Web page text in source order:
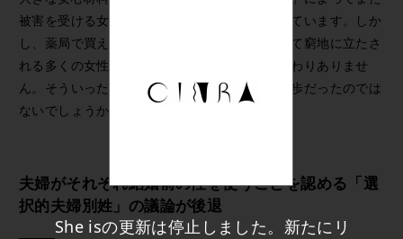
She isの更新は停止しました。新たにリ
被害を受ける女性が出てくる可能性も示唆されています。しか
し、薬局で買えることは、緊急時の救世主として窮地に立たさ
れる多くの女性を助けられるという事実には変わりありませ
ん。そういった意味では、大きく前に進んだ一歩だったのでは
ないでしょうか。
夫婦がそれぞれ結婚前の性を使うことを認める「選
択的夫婦別姓」の議論が後退